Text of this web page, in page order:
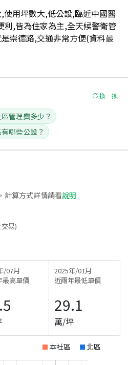
用坪數大,低公設,臨近中國醫
利,皆為住家為主,全天候警衛管
崇德路,交通非常方便(資料最
換一換
管理費多少？
哪些公設？
計算方式詳情請看說明
易)
/07月
最高單價
2025年/01月
近兩年最低單價
29.1
萬/坪
本社區 北區